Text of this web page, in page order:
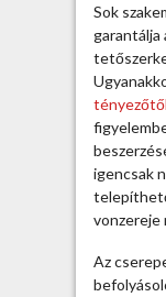
Sok
garantálja
tényezőtől
igencsak
vonzereje
Az